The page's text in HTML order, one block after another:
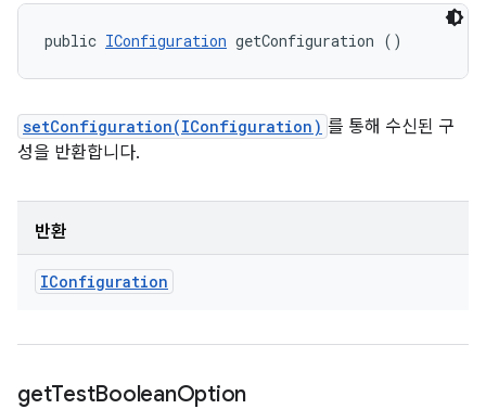
public IConfiguration getConfiguration ()
setConfiguration(IConfiguration) 를 통해 수신된 구
성을 반환합니다.
반환
IConfiguration
getTestBooleanOption